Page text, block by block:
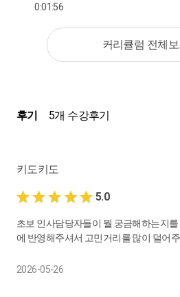
0:01:56
수습직원에게 급여의 50%만 지급해
수습기간 중 50%의 급여만 지급 가능
15.
수습기간이 끝나고 연봉조정 시 근
하나요?
0:02:57
16. 근로자가 2일 일하고 퇴사했어요, 근
근로계약서 작성 전 퇴사 시 근로계
커리큘럼 전체
후기 5개 수강후기
키도키도
5.0
초보 인사담당자들이 뭘 궁금해하는지
에 반영해주셔서 고민거리를 많이 덜어
2026-05-26